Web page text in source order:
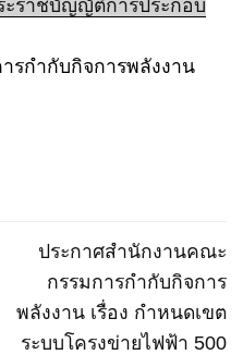
ราชบัญญัติการประกอบ
รกำกับกิจการพลังงาน
ประกาศสำนักงานคณะ
กรรมการกำกับกิจการ
พลังงาน เรื่อง กำหนดเขต
ระบบโครงข่ายไฟฟ้า 500